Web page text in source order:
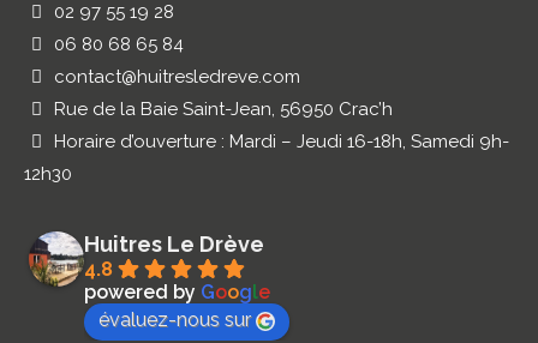
02 97 55 19 28
06 80 68 65 84
contact@huitresledreve.com
Rue de la Baie Saint-Jean, 56950 Crac’h
Horaire d’ouverture : Mardi – Jeudi 16-18h, Samedi 9h-
12h30
Huitres Le Drève
4.8
powered by Google
évaluez-nous sur